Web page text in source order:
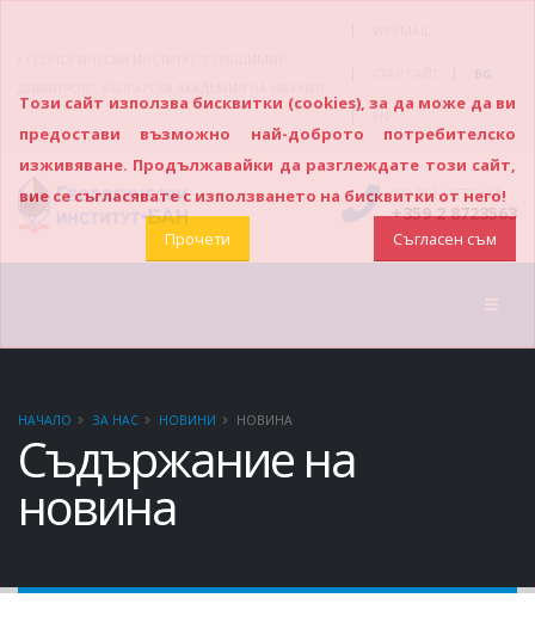
BG
|
ПОЗВЪНЕТЕ НИ
+359 2 8723563
НАЧАЛО ЗА НАС НОВИНИ НОВИНА
Съдържание на
новина
Този сайт използва бисквитки (cookies), за да може да ви
предостави възможно най-доброто потребителско
изживяване. Продължавайки да разглеждате този сайт,
вие се съгласявате с използването на бисквитки от него!
Прочети
Съгласен съм